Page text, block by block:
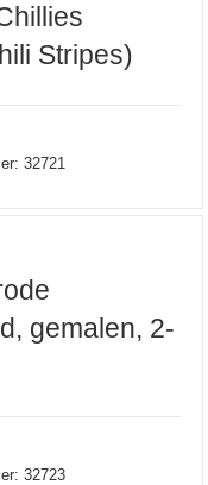
Stripes)
32721
gemalen, 2-
32723